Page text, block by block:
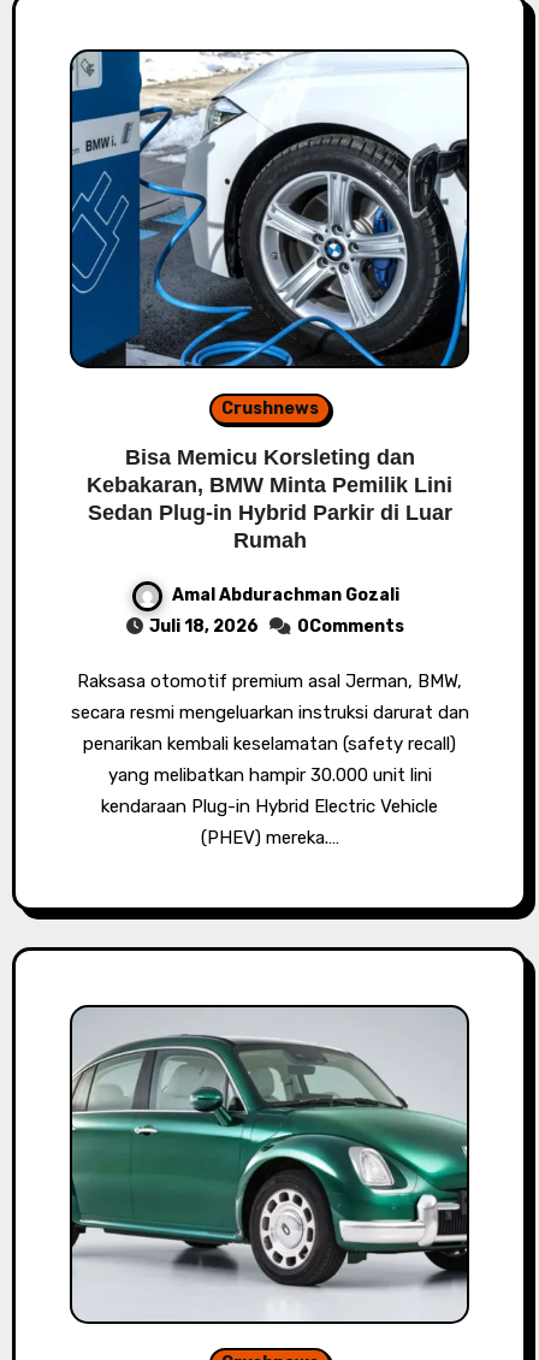
Crushnews
Bisa Memicu Korsleting dan
Kebakaran, BMW Minta Pemilik Lini
Sedan Plug-in Hybrid Parkir di Luar
Rumah
Amal Abdurachman Gozali
Juli 18, 2026
0Comments
Raksasa otomotif premium asal Jerman, BMW,
secara resmi mengeluarkan instruksi darurat dan
penarikan kembali keselamatan (safety recall)
yang melibatkan hampir 30.000 unit lini
kendaraan Plug-in Hybrid Electric Vehicle
(PHEV) mereka.…